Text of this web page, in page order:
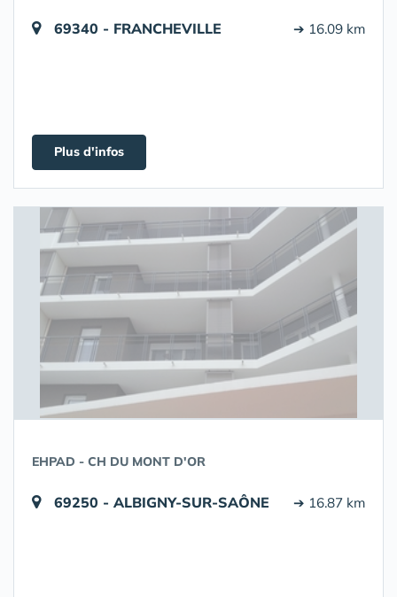
69340 - FRANCHEVILLE ➔ 16.09 km
Plus d'infos
EHPAD - CH DU MONT D'OR
69250 - ALBIGNY-SUR-SAÔNE ➔ 16.87 km